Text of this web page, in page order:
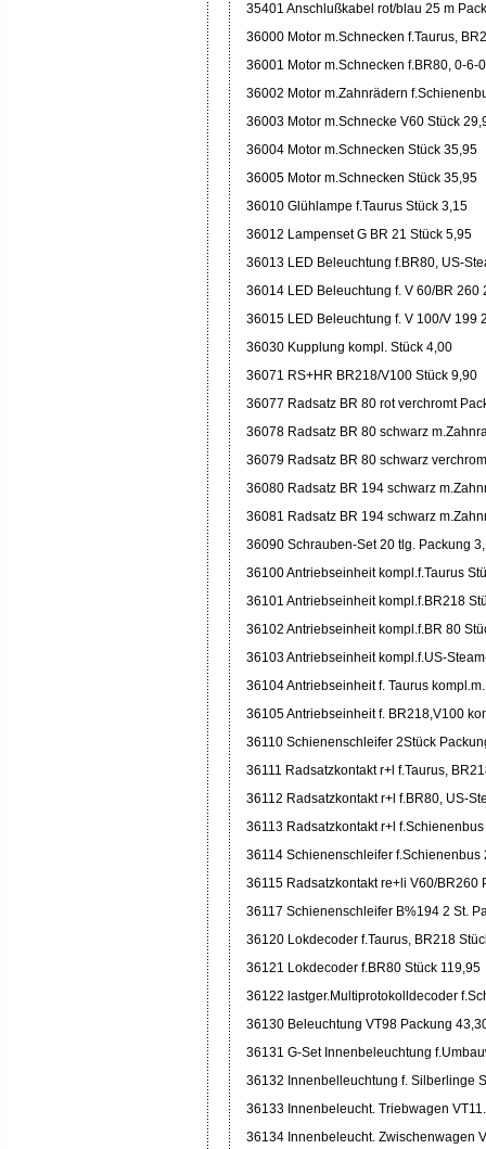
35401 Anschlußkabel rot/blau 25 m
36000 Motor m.Schnecken f.Taurus,
36001 Motor m.Schnecken f.BR80, 0-6-
36002 Motor m.Zahnrädern
36003 Motor m.Schnecke V60 Stück
36004 Motor m.Schnecken Stück 35,95
36005 Motor m.Schnecken Stück 35,95
36010 Glühlampe f.Taurus Stück 3,15
36012 Lampenset G BR 21 Stück 5,95
36013 LED Beleuchtung f.BR80, US-
36014 LED Beleuchtung f. V 60/BR 260
36015 LED Beleuchtung f. V 100/V 199
36030 Kupplung kompl. Stück 4,00
36071 RS+HR BR218/V100 Stück 9,90
36077 Radsatz BR 80 rot verchromt
36078 Radsatz BR 80 schwarz
36079 Radsatz BR 80 schwarz
36080 Radsatz BR 194 schwarz
36081 Radsatz BR 194 schwarz
36090 Schrauben-Set 20 tlg. Packung
36100 Antriebseinheit kompl.f.Taurus
36101 Antriebseinheit kompl.f.BR218
36102 Antriebseinheit kompl.f.BR 80
36103 Antriebseinheit kompl.f.US-
36104 Antriebseinheit f. Taurus
36105 Antriebseinheit f. BR218,V100
36110 Schienenschleifer 2Stück
36111 Radsatzkontakt r+l f.Taurus,
36112 Radsatzkontakt r+l f.BR80, US-
36113 Radsatzkontakt r+l
36114 Schienenschleifer f.Schienenbus
36115 Radsatzkontakt re+li V60/BR260
36117 Schienenschleifer B%194 2 St.
36120 Lokdecoder f.Taurus, BR218
36121 Lokdecoder f.BR80 Stück 119,95
36122 lastger.Multiprotokolldecoder
36130 Beleuchtung VT98 Packung
36131 G-Set Innenbeleuchtung
36132 Innenbelleuchtung f. Silberlinge
36133 Innenbeleucht. Triebwagen
36134 Innenbeleucht. Zwischenwagen